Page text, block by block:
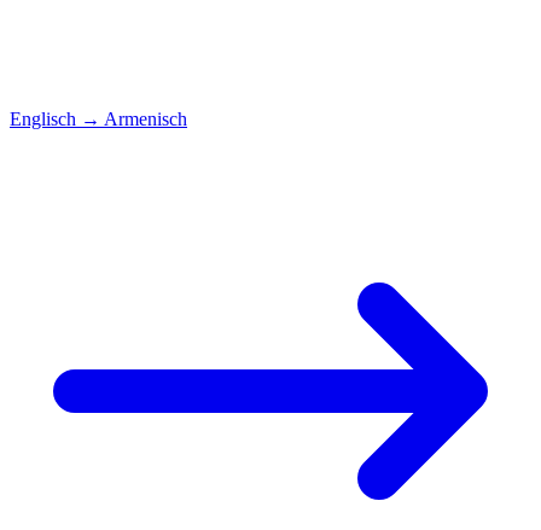
Englisch → Armenisch